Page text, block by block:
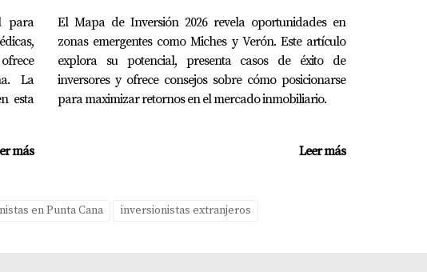
que puede cambiar tu vida para mejor. Con la
rincón del Caribe. Ya sea que busques un lugar
Si estás listo para dar el siguiente paso hacia
para
La
esta
más
El Mapa de Inversión 2026 revela oportunidades en
zonas emergentes como Miches y Verón. Este artículo
explora su potencial, presenta casos de éxito de
inversores y ofrece consejos sobre cómo posicionarse
para maximizar retornos en el mercado inmobiliario.
Leer más
en Punta Cana inversionistas extranjeros